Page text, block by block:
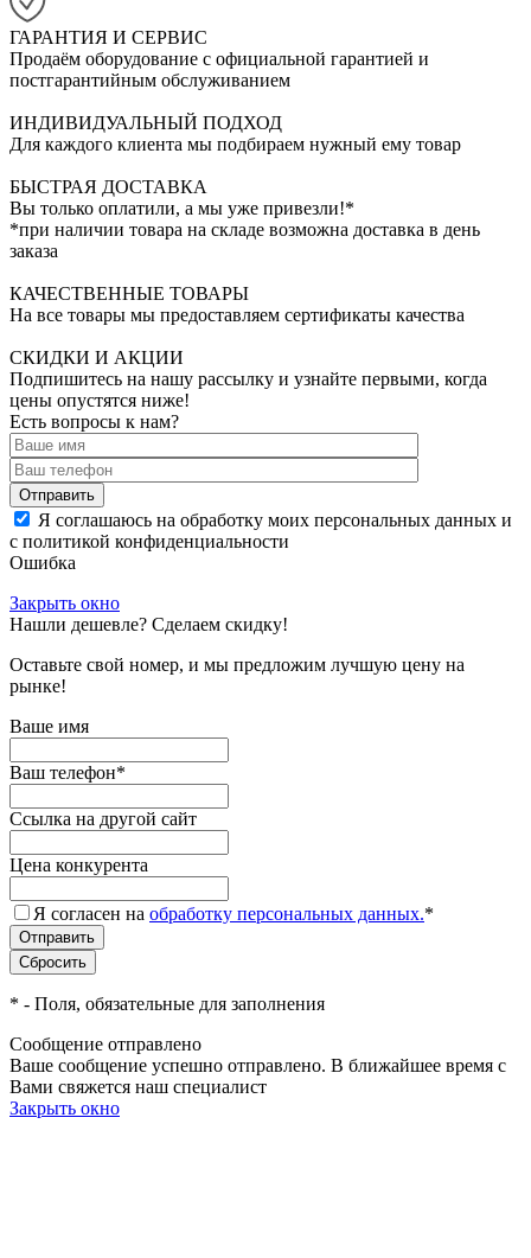
ГАРАНТИЯ И СЕРВИС
Продаём оборудование с официальной гарантией и
постгарантийным обслуживанием
ИНДИВИДУАЛЬНЫЙ ПОДХОД
Для каждого клиента мы подбираем нужный ему товар
БЫСТРАЯ ДОСТАВКА
Вы только оплатили, а мы уже привезли!*
*при наличии товара на складе возможна доставка в день
заказа
КАЧЕСТВЕННЫЕ ТОВАРЫ
На все товары мы предоставляем сертификаты качества
СКИДКИ И АКЦИИ
Подпишитесь на нашу рассылку и узнайте первыми, когда
цены опустятся ниже!
Есть вопросы к нам?
Отправить
Я соглашаюсь на обработку моих персональных данных и
с политикой конфиденциальности
Ошибка
Закрыть окно
Нашли дешевле? Сделаем скидку!
Оставьте свой номер, и мы предложим лучшую цену на
рынке!
Ваше имя
Ваш телефон*
Ссылка на другой сайт
Цена конкурента
Я согласен на обработку персональных данных.*
* - Поля, обязательные для заполнения
Сообщение отправлено
Ваше сообщение успешно отправлено. В ближайшее время с
Вами свяжется наш специалист
Закрыть окно